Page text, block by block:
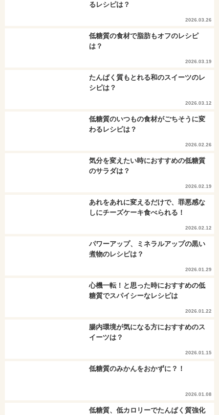
るレシピは？
2026.03.26
低糖質の食材で脂肪もオフのレシピ
は？
2026.03.19
たんぱく質もとれる和のスイーツのレ
シピは？
2026.03.12
低糖質のいつもの食材がごちそうに変
わるレシピは？
2026.02.26
気分を変えたい時におすすめの低糖質
のサラダは？
2026.02.19
あれをあれに変えるだけで、罪悪感な
しにチーズケーキ食べられる！
2026.02.12
パワーアップ、ミネラルアップの黒い
煮物のレシピは？
2026.01.29
心機一転！と思った時におすすめの低
糖質でスパイシーなレシピは
2026.01.22
腸内環境が気になる方におすすめのス
イーツは？
2026.01.15
低糖質のみかんをおかずに？！
2026.01.08
低糖質、低カロリーでたんぱく質強化